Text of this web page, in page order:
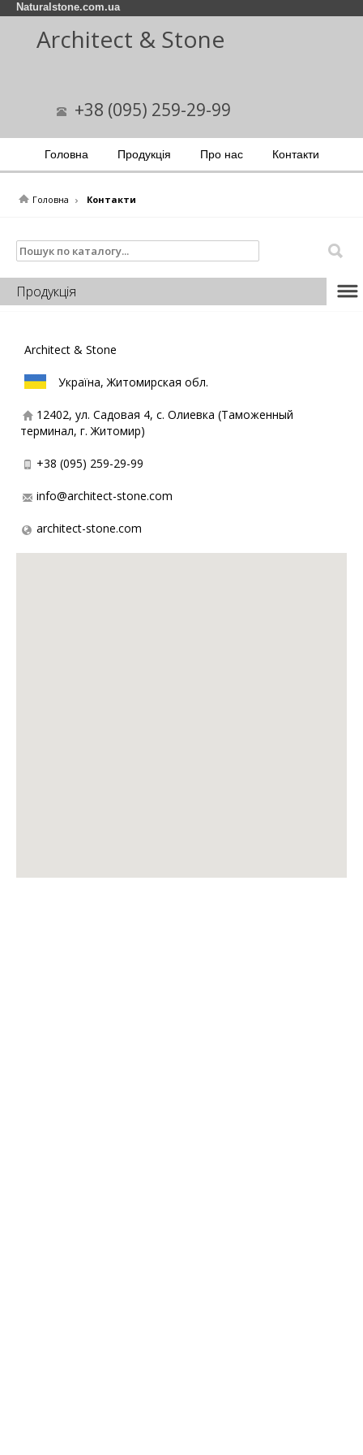
Naturalstone.com.ua
Architect & Stone
+38 (095) 259-29-99
Головна Продукція Про нас Контакти
Головна Контакти
Продукція
Architect & Stone
Україна, Житомирская обл.
12402, ул. Садовая 4, с. Олиевка (Таможенный
терминал, г. Житомир)
+38 (095) 259-29-99
info@architect-stone.com
architect-stone.com